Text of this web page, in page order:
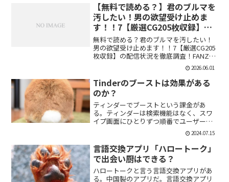
【無料で読める？】君のブルマを
汚したい！男の欲望受け止めま
す！！7【厳選CG205枚収録】
【虚構クラブ】
無料で読める？君のブルマを汚したい！
男の欲望受け止めます！！7【厳選CG205
枚収録】の配信状況を徹底調査！FANZA
での販売形式やサンプル視聴、レビュー
評価もまとめています。今すぐチェッ
ク！【d_544876】
2026.06.01
Tinderのブーストは効果がある
のか？
ティンダーでブーストという課金があ
る。ティンダーは検索機能はなく、スワ
イプ画面にひとりずつ順番でユーザーが
表示される。その順番を優先して表示す
ることができる課金がブーストだ。ブー
スト1つ消費で30分間、ブースト2つ消費
で2時間の優先表示がさ...
2024.07.15
言語交換アプリ「ハロートーク」
で出会い厨はできる？
ハロートークと言う言語交換アプリがあ
る。中国製のアプリだ。言語交換アプリ